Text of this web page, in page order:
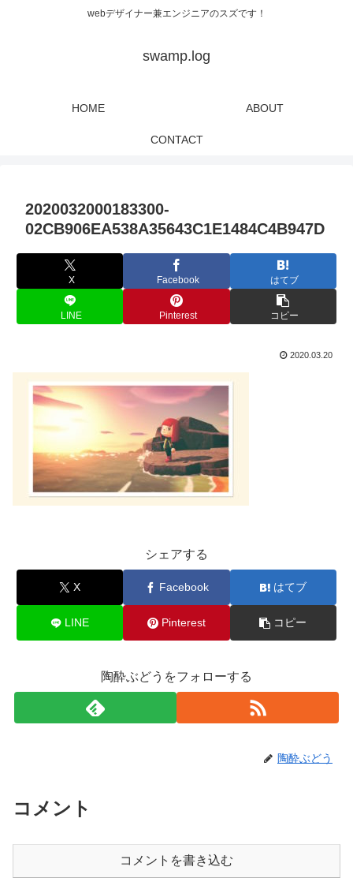
webデザイナー兼エンジニアのスズです！
swamp.log
HOME ABOUT
CONTACT
2020032000183300-
02CB906EA538A35643C1E1484C4B947D
X Facebook はてブ
LINE Pinterest コピー
2020.03.20
シェアする
X Facebook はてブ
LINE Pinterest コピー
陶酔ぶどうをフォローする
陶酔ぶどう
コメント
コメントを書き込む